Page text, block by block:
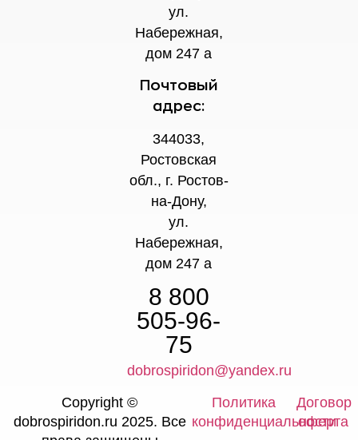
ул.
Набережная,
дом 247 а
Почтовый
адрес:
344033,
Ростовская
обл., г. Ростов-
на-Дону,
ул.
Набережная,
дом 247 а
8 800
505-96-
75
dobrospiridon@yandex.ru
Copyright ©
dobrospiridon.ru 2025. Все
Политика
конфиденциальности
Договор
оферта